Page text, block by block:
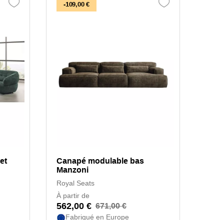
-109,00 €
Canapé modulable bas
Manzoni
Royal Seats
À partir de
562,00 € 671,00 €
Fabriqué en Europe